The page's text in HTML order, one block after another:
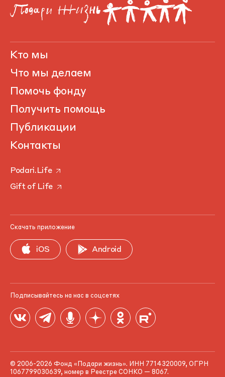
Кто мы
Что мы делаем
Помочь фонду
Получить помощь
Публикации
Контакты
Podari.Life
Gift of Life
Скачать приложение
iOS Android
Подписывайтесь на нас в соцсетях
© 2006-2026 Фонд «Подари жизнь». ИНН 7714320009, ОГРН
1067799030639, номер в Реестре СОНКО — 8067.